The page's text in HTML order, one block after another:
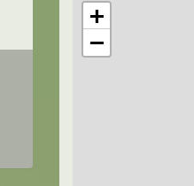
+
−